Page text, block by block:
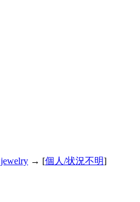
jewelry → [個人/状況不明]